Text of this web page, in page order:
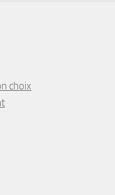
choix